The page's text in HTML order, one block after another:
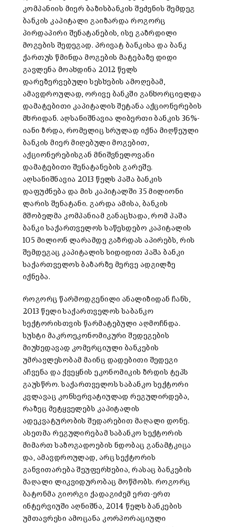
კომპანიის მიერ ბაზისბანკის შეძენის შემდეგ
ბანკის კაპიტალი გაიზარდა როგორც
პირდაპირი შენატანების, ისე გაზრდილი
მოგების შედეგად. პრივატ ბანკისა და ბანკ
ქართუს წმინდა მოგების მატებაზე დიდი
გავლენა მოახდინა 2012 წელს
დარეზერვებული სესხების ამოღებამ,
ამავდროულად, ორივე ბანკში განხორციელდა
დამატებითი კაპიტალის შეტანა აქციონერების
მხრიდან. აღსანიშნავია ლიბერთი ბანკის 36%-
იანი ზრდა, რომელიც სრულად იქნა მიღწეული
ბანკის მიერ მიღებული მოგებით,
აქციონერებისგან მნიშვნელოვანი
დამატებითი შენატანების გარეშე.
აღსანიშნავია 2013 წელს პაშა ბანკის
დაფუძნება და მის კაპიტალში 35 მილიონი
ლარის შენატანი. გარდა ამისა, ბანკის
მშობელმა კომპანიამ განაცხადა, რომ პაშა
ბანკი საქართველოს საწესდებო კაპიტალის
105 მილიონ ლარამდე გაზრდას აპირებს, რის
შემდეგაც კაპიტალის სიდიდით პაშა ბანკი
საქართველოს ბაზარზე მერვე ადგილზე
იქნება.
როგორც წარმოდგენილი ანალიზიდან ჩანს,
2013 წელი საქართველოს საბანკო
სექტორისთვის წარმატებული აღმოჩნდა.
სუსტი მაკროეკონომიკური შედეგების
მიუხედავად კომერციული ბანკების
უმრავლესობამ მაინც დადებითი შედეგი
აჩვენა და ქვეყნის ეკონომიკის ზრდის ტეპს
გაუსწრო. საქართველოს საბანკო სექტორი
კვლავაც კონსერვატიულად რეგულირდება,
რაზეც მეტყველებს კაპიტალის
ადეკვატურობის შედარებით მაღალი დონე.
ასეთმა რეგულირებამ საბანკო სექტორის
მიმართ საზოგადოების ნდობაც განამტკიცა
და, ამავდროულად, არც სექტორის
განვითარება შეუფერხებია, რასაც ბანკების
მაღალი ლიკვიდურობაც მოწმობს. როგორც
ბატონმა გიორგი ქადაგიძემ ერთ-ერთ
ინტერვიუში აღნიშნა, 2014 წელს ბანკების
უმთავრესი ამოცანა კორპორაციული